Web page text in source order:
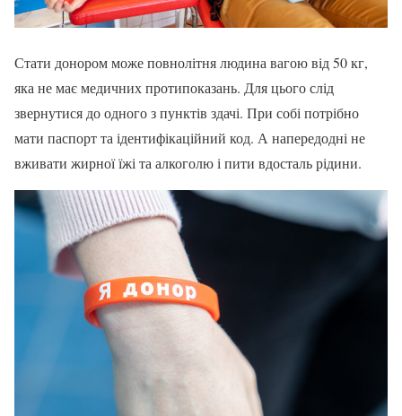
Стати донором може повнолітня людина вагою від 50 кг,
яка не має медичних протипоказань. Для цього слід
звернутися до одного з пунктів здачі. При собі потрібно
мати паспорт та ідентифікаційний код. А напередодні не
вживати жирної їжі та алкоголю і пити вдосталь рідини.